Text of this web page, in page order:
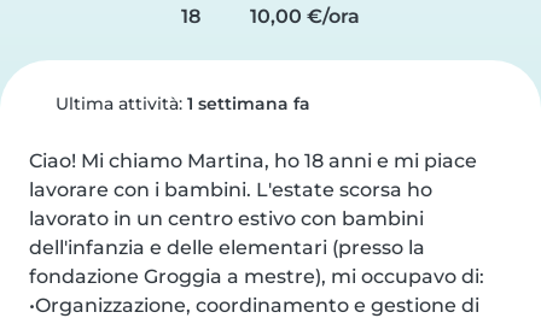
18
10,00 €/ora
Ultima attività: 1 settimana fa
Ciao! Mi chiamo Martina, ho 18 anni e mi piace
lavorare con i bambini. L'estate scorsa ho
lavorato in un centro estivo con bambini
dell'infanzia e delle elementari (presso la
fondazione Groggia a mestre), mi occupavo di:
•Organizzazione, coordinamento e gestione di